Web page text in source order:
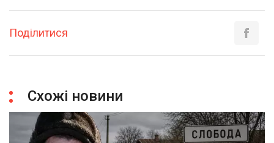
Поділитися
Схожі новини